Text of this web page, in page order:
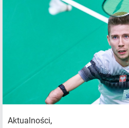
Aktualności,